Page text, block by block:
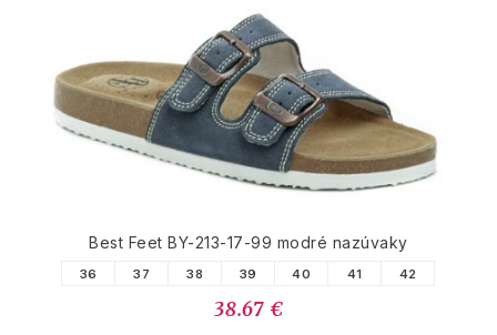
Best Feet BY-213-17-99 modré nazúvaky
36 37 38 39 40 41 42
38.67 €